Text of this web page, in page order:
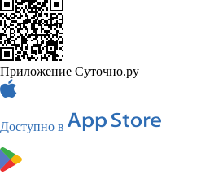
Приложение Суточно.ру
Доступно в